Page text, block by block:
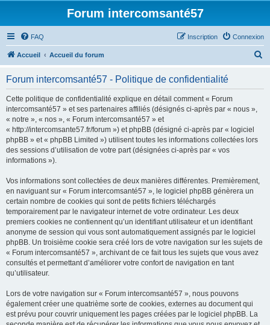
Forum intercomsanté57
FAQ Connexion
Inscription
Accueil Accueil du forum
Forum intercomsanté57 - Politique de confidentialité
Cette politique de confidentialité explique en détail comment « Forum
intercomsanté57 » et ses partenaires affiliés (désignés ci-après par « nous »,
« notre », « nos », « Forum intercomsanté57 » et
« http://intercomsante57.fr/forum ») et phpBB (désigné ci-après par « logiciel
phpBB » et « phpBB Limited ») utilisent toutes les informations collectées lors
des sessions d’utilisation de votre part (désignées ci-après par « vos
informations »).
Vos informations sont collectées de deux manières différentes. Premièrement,
en naviguant sur « Forum intercomsanté57 », le logiciel phpBB génèrera un
certain nombre de cookies qui sont de petits fichiers téléchargés
temporairement par le navigateur internet de votre ordinateur. Les deux
premiers cookies ne contiennent qu’un identifiant utilisateur et un identifiant
anonyme de session qui vous sont automatiquement assignés par le logiciel
phpBB. Un troisième cookie sera créé lors de votre navigation sur les sujets de
« Forum intercomsanté57 », archivant de ce fait tous les sujets que vous avez
consultés et permettant d’améliorer votre confort de navigation en tant
qu’utilisateur.
Lors de votre navigation sur « Forum intercomsanté57 », nous pouvons
également créer une quatrième sorte de cookies, externes au document qui
est prévu pour couvrir uniquement les pages créées par le logiciel phpBB. La